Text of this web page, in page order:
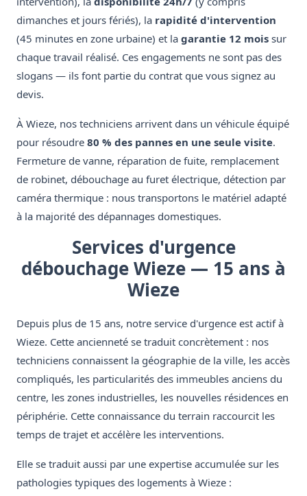
dimanches et jours fériés), la rapidité d'intervention
(45 minutes en zone urbaine) et la garantie 12 mois sur
chaque travail réalisé. Ces engagements ne sont pas des
slogans — ils font partie du contrat que vous signez au
devis.
À Wieze, nos techniciens arrivent dans un véhicule équipé
pour résoudre 80 % des pannes en une seule visite.
Fermeture de vanne, réparation de fuite, remplacement
de robinet, débouchage au furet électrique, détection par
caméra thermique : nous transportons le matériel adapté
à la majorité des dépannages domestiques.
Services d'urgence
débouchage Wieze — 15 ans à
Wieze
Depuis plus de 15 ans, notre service d'urgence est actif à
Wieze. Cette ancienneté se traduit concrètement : nos
techniciens connaissent la géographie de la ville, les accès
compliqués, les particularités des immeubles anciens du
centre, les zones industrielles, les nouvelles résidences en
périphérie. Cette connaissance du terrain raccourcit les
temps de trajet et accélère les interventions.
Elle se traduit aussi par une expertise accumulée sur les
pathologies typiques des logements à Wieze :